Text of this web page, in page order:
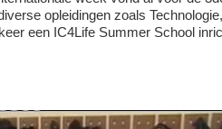
opleidingen zoals
een IC4Life Summer School